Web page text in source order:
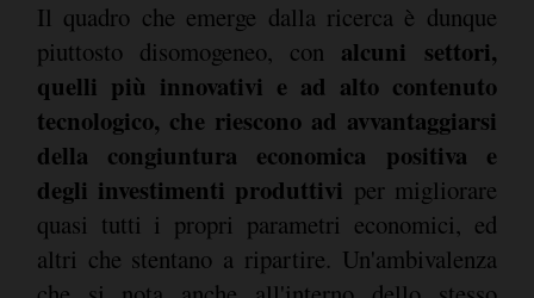
Il quadro che emerge dalla ricerca è dunque
piuttosto disomogeneo, con alcuni settori,
quelli più innovativi e ad alto contenuto
tecnologico, che riescono ad avvantaggiarsi
della congiuntura economica positiva e
degli investimenti produttivi per migliorare
quasi tutti i propri parametri economici, ed
altri che stentano a ripartire. Un'ambivalenza